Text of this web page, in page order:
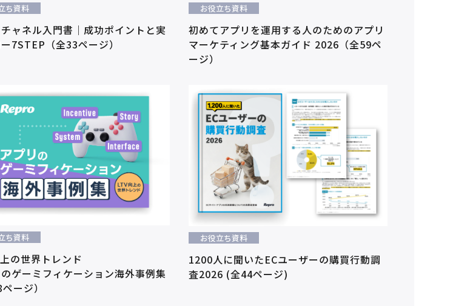
ち資料
ャネル入門書｜成功ポイントと実
7STEP（全33ページ）
お役立ち資料
初めてアプリを運用する人のためのアプリ
マーケティング基本ガイド 2026（全59ペ
ージ）
ち資料
の世界トレンド
ゲーミフィケーション海外事例集
ページ）
お役立ち資料
1200人に聞いたECユーザーの購買行動調
査2026 (全44ページ)